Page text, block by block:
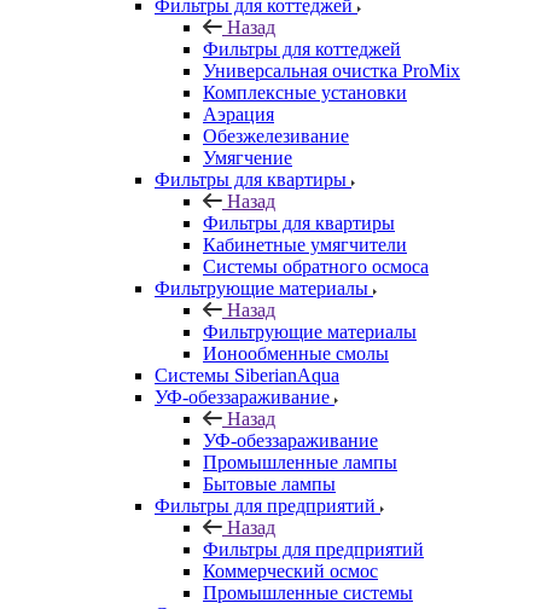
Фильтры для коттеджей
Назад
Фильтры для коттеджей
Универсальная очистка ProMix
Комплексные установки
Аэрация
Обезжелезивание
Умягчение
Фильтры для квартиры
Назад
Фильтры для квартиры
Кабинетные умягчители
Системы обратного осмоса
Фильтрующие материалы
Назад
Фильтрующие материалы
Ионообменные смолы
Системы SiberianAqua
УФ-обеззараживание
Назад
УФ-обеззараживание
Промышленные лампы
Бытовые лампы
Фильтры для предприятий
Назад
Фильтры для предприятий
Коммерческий осмос
Промышленные системы